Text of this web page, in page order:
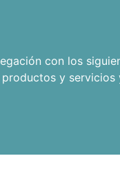
con los
y